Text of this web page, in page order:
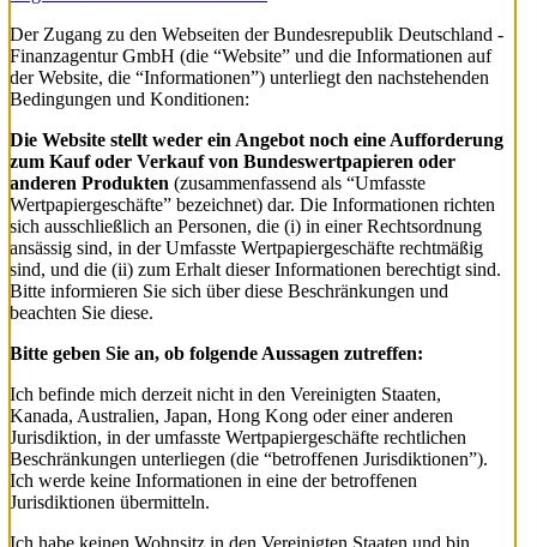
Der Zugang zu den Webseiten der Bundesrepublik Deutschland -
Finanzagentur GmbH (die “Website” und die Informationen auf
der Website, die “Informationen”) unterliegt den nachstehenden
Bedingungen und Konditionen:
Die Website stellt weder ein Angebot noch eine Aufforderung
zum Kauf oder Verkauf von Bundeswertpapieren oder
anderen Produkten (zusammenfassend als “Umfasste
Wertpapiergeschäfte” bezeichnet) dar. Die Informationen richten
sich ausschließlich an Personen, die (i) in einer Rechtsordnung
ansässig sind, in der Umfasste Wertpapiergeschäfte rechtmäßig
sind, und die (ii) zum Erhalt dieser Informationen berechtigt sind.
Bitte informieren Sie sich über diese Beschränkungen und
beachten Sie diese.
Bitte geben Sie an, ob folgende Aussagen zutreffen:
Ich befinde mich derzeit nicht in den Vereinigten Staaten,
Kanada, Australien, Japan, Hong Kong oder einer anderen
Jurisdiktion, in der umfasste Wertpapiergeschäfte rechtlichen
Beschränkungen unterliegen (die “betroffenen Jurisdiktionen”).
Ich werde keine Informationen in eine der betroffenen
Jurisdiktionen übermitteln.
Ich habe keinen Wohnsitz in den Vereinigten Staaten und bin